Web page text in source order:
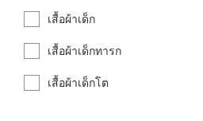
เสื้อผ้าเด็ก
เสื้อผ้าเด็กทารก
เสื้อผ้าเด็กโต